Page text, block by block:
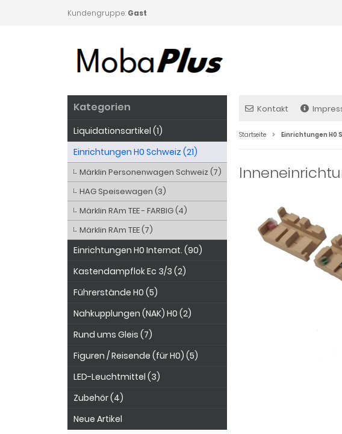
Kundengruppe: Gast
Kontakt
Startseite Einrichtungen H0
Kategorien
Liquidationsartikel (1)
Einrichtungen H0 Schweiz (21)
Märklin Personenwagen Schweiz (7)
HAG Speisewagen (3)
Märklin RAm TEE - FARBIG (4)
Märklin RAm TEE (7)
Einrichtungen H0 Internat. (90)
Kastendampflok Ec 3/3 (2)
Führerstände H0 (5)
Nahkupplungen (NAK) H0 (2)
Rund ums Gleis (7)
Figuren / Reisende (für H0) (5)
LED-Leuchtmittel (3)
Zubehör (4)
Neue Artikel